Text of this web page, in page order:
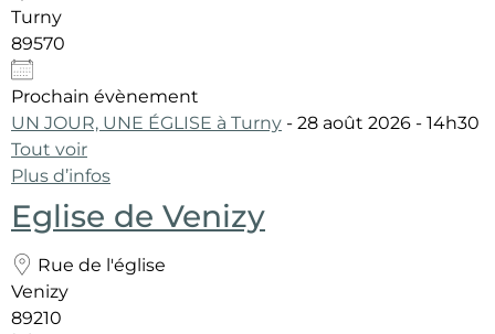
Turny
89570
Prochain évènement
UN JOUR, UNE ÉGLISE à Turny - 28 août 2026 - 14h30
Tout voir
Plus d’infos
Eglise de Venizy
Rue de l'église
Venizy
89210